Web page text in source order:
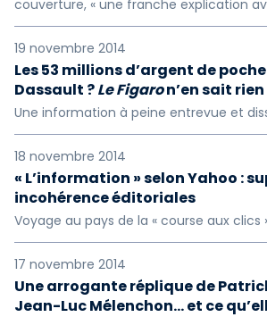
couverture, « une franche explication
19 novembre 2014
Les 53 millions d’argent de
Dassault ?Le Figaron’en sait rien
Une information à peine entrevue et
18 novembre 2014
« L’information » selon Yahoo :
incohérence éditoriales
Voyage au pays de la « course aux clics
17 novembre 2014
Une arrogante réplique de
Jean-Luc Mélenchon… et ce